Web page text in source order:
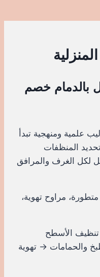
بالدمام خصم
علمية ومنهجية تبدأ
المنظفات
لكل الغرف والمرافق
مراوح تهوية،
تنظيف الأسطح
والحمامات → تهوية